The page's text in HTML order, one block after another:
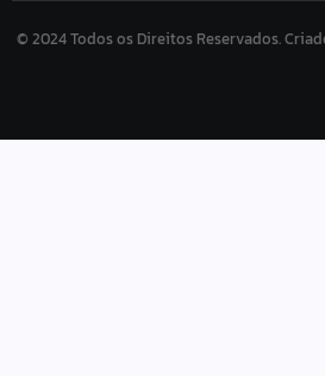
© 2024 Todos os Direitos Reservados.